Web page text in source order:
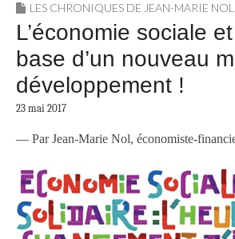
LES CHRONIQUES DE JEAN-MARIE NOL
L’économie sociale
base d’un nouveau
développement !
23 mai 2017
— Par Jean-Marie Nol, économiste-